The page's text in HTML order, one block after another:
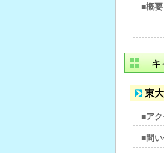
■概要
キ
東
■アク
■問い